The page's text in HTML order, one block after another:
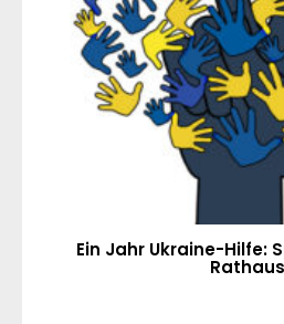
Ein Jahr Ukraine-Hilfe:
Rathaus